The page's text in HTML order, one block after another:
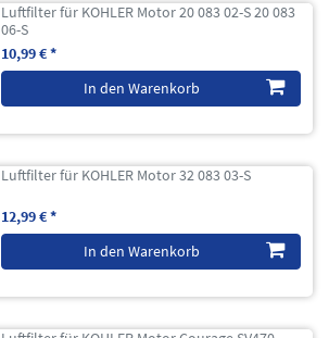
Luftfilter für KOHLER Motor 20 083 02-S 20 083
06-S
10,99 € *
In den Warenkorb
Luftfilter für KOHLER Motor 32 083 03-S
12,99 € *
In den Warenkorb